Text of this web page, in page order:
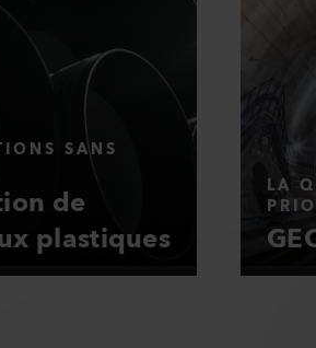
SANS
de
plastiques
LA